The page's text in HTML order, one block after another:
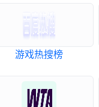
游戏热搜榜